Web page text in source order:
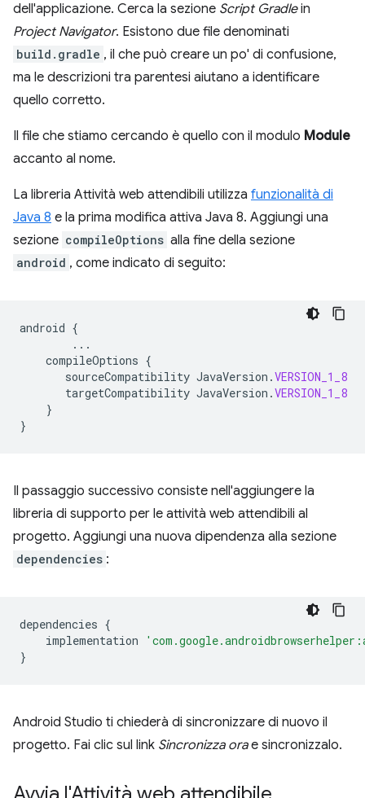
dell'applicazione. Cerca la sezione Script Gradlein
Project Navigator. Esistono due file denominati
build.gradle , il che può creare un po' di confusione,
ma le descrizioni tra parentesi aiutano a identificare
quello corretto.
Il file che stiamo cercando è quello con il modulo Module
accanto al nome.
La libreria Attività web attendibili utilizza funzionalità di
Java 8 e la prima modifica attiva Java 8. Aggiungi una
sezione compileOptions alla fine della sezione
android , come indicato di seguito:
android {
...
compileOptions {
sourceCompatibility JavaVersion .VERSION_1_8
targetCompatibility JavaVersion .VERSION_1_8
}
}
Il passaggio successivo consiste nell'aggiungere la
libreria di supporto per le attività web attendibili al
progetto. Aggiungi una nuova dipendenza alla sezione
dependencies :
dependencies {
implementation
}
Android Studio ti chiederà di sincronizzare di nuovo il
progetto. Fai clic sul link Sincronizza orae sincronizzalo.